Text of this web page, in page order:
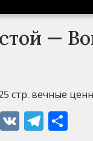
—
стр. вечные
Viber
VK